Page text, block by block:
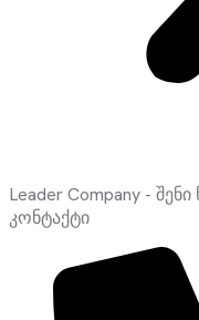
Leader Company -
კონტაქტი